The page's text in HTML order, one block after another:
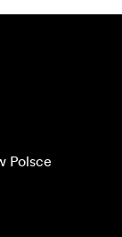
Polsce